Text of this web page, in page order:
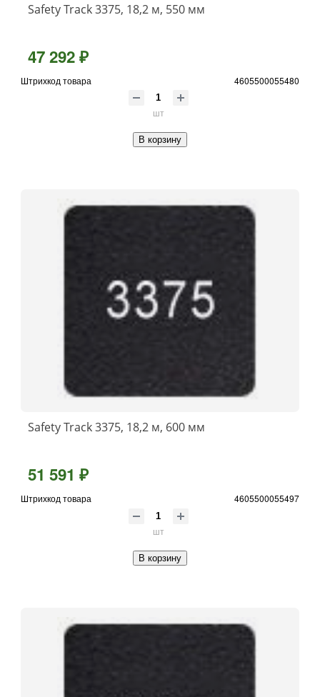
Safety Track 3375, 18,2 м, 550 мм
47 292 ₽
Штрихкод товара 4605500055480
шт
В корзину
Safety Track 3375, 18,2 м, 600 мм
51 591 ₽
Штрихкод товара 4605500055497
шт
В корзину